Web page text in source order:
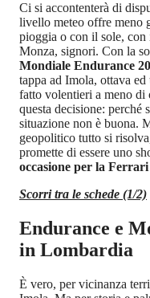
Ci si accontenterà di
livello meteo offre meno
pioggia o con il sole,
Monza, signori. Con la
Mondiale Endurance
tappa ad Imola, ottava
fatto volentieri a meno di
questa decisione: perché
situazione non è buona.
geopolitico tutto si
promette di essere uno
occasione per la
Scorri tra le schede (1/2)
Endurance e
in Lombardia
È vero, per vicinanza